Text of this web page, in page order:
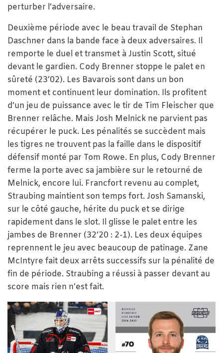
perturber l’adversaire.
Deuxième période avec le beau travail de Stephan
Daschner dans la bande face à deux adversaires. Il
remporte le duel et transmet à Justin Scott, situé
devant le gardien. Cody Brenner stoppe le palet en
sûreté (23’02). Les Bavarois sont dans un bon
moment et continuent leur domination. Ils profitent
d’un jeu de puissance avec le tir de Tim Fleischer que
Brenner relâche. Mais Josh Melnick ne parvient pas
récupérer le puck. Les pénalités se succèdent mais
les tigres ne trouvent pas la faille dans le dispositif
défensif monté par Tom Rowe. En plus, Cody Brenner
ferme la porte avec sa jambière sur le retourné de
Melnick, encore lui. Francfort revenu au complet,
Straubing maintient son temps fort. Josh Samanski,
sur le côté gauche, hérite du puck et se dirige
rapidement dans le slot. Il glisse le palet entre les
jambes de Brenner (32’20 : 2-1). Les deux équipes
reprennent le jeu avec beaucoup de patinage. Zane
McIntyre fait deux arrêts successifs sur la pénalité de
fin de période. Straubing a réussi à passer devant au
score mais rien n’est fait.